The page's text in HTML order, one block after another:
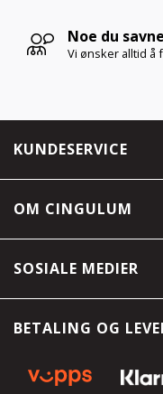
Noe du
Vi ønsker alltid å
KUNDESERVICE
OM CINGULUM
BETALING OG
SOSIALE MEDIER